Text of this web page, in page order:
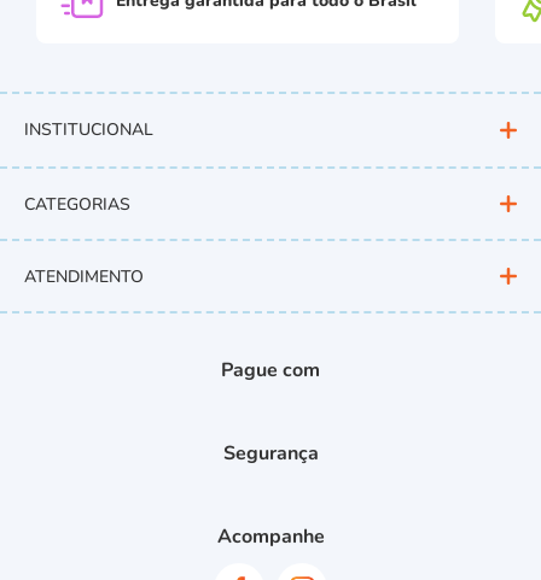
INSTITUCIONAL
CATEGORIAS
ATENDIMENTO
Pague com
Segurança
Acompanhe